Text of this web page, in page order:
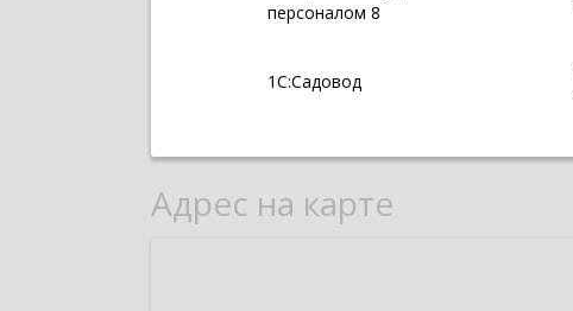
персоналом 8
1С:Садовод
Адрес на карте